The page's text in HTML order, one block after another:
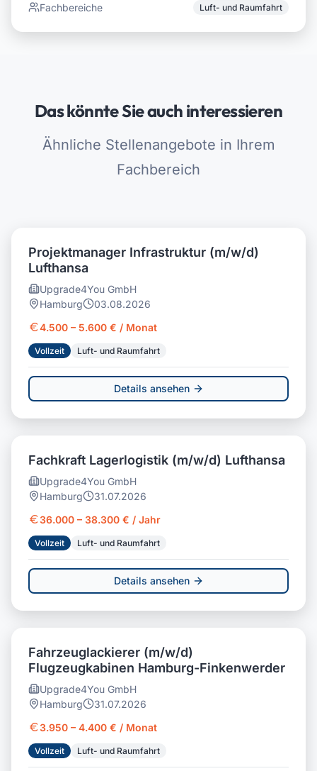
Fachbereiche Luft- und Raumfahrt
Das könnte Sie auch interessieren
Ähnliche Stellenangebote in Ihrem
Fachbereich
Projektmanager Infrastruktur (m/w/d)
Lufthansa
Upgrade4You GmbH
Hamburg
03.08.2026
4.500 – 5.600 € / Monat
Vollzeit Luft- und Raumfahrt
Details ansehen
Fachkraft Lagerlogistik (m/w/d) Lufthansa
Upgrade4You GmbH
Hamburg
31.07.2026
36.000 – 38.300 € / Jahr
Vollzeit Luft- und Raumfahrt
Details ansehen
Fahrzeuglackierer (m/w/d)
Flugzeugkabinen Hamburg-Finkenwerder
Upgrade4You GmbH
Hamburg
31.07.2026
3.950 – 4.400 € / Monat
Vollzeit Luft- und Raumfahrt